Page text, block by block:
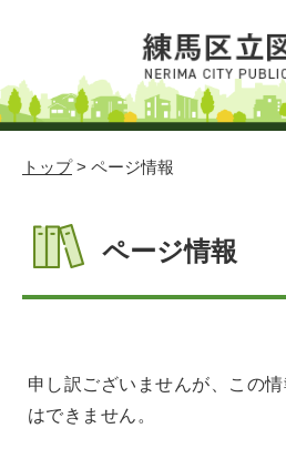
トップ> ページ情報
ページ情報
申し訳ございませんが、この
はできません。